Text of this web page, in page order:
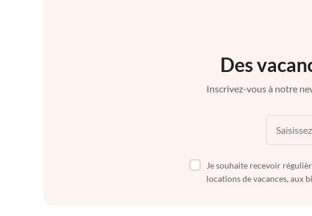
Des
Inscrivez-vous à notre
Je souhaite recevoir
locations de vacances, aux